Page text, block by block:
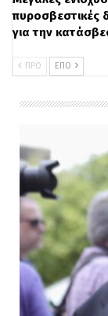
πυροσβεστικές
για την
ΠΡΟ ΕΠΌ